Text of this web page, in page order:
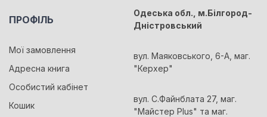
ПРОФІЛЬ
Мої замовлення
Адресна книга
Особистий кабінет
Кошик
Одеська обл., м.Білгород-
Дністровський
вул. Маяковського, 6-А, маг.
"Керхер"
вул. С.Файнблата 27, маг.
"Майстер Plus" та маг.